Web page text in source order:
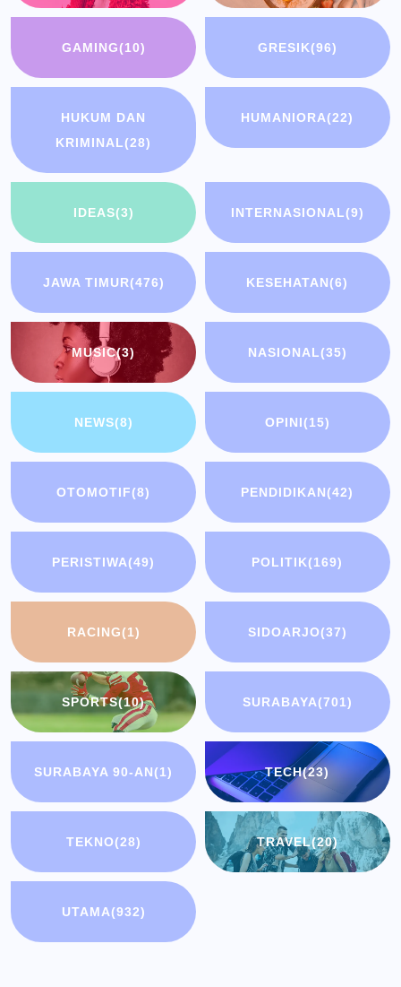
GAMING(10) GRESIK(96)
HUKUM DAN
KRIMINAL(28)
HUMANIORA(22)
IDEAS(3) INTERNASIONAL(9)
JAWA TIMUR(476) KESEHATAN(6)
MUSIC(3) NASIONAL(35)
NEWS(8) OPINI(15)
OTOMOTIF(8) PENDIDIKAN(42)
PERISTIWA(49) POLITIK(169)
RACING(1) SIDOARJO(37)
SPORTS(10) SURABAYA(701)
SURABAYA 90-AN(1) TECH(23)
TEKNO(28) TRAVEL(20)
UTAMA(932)